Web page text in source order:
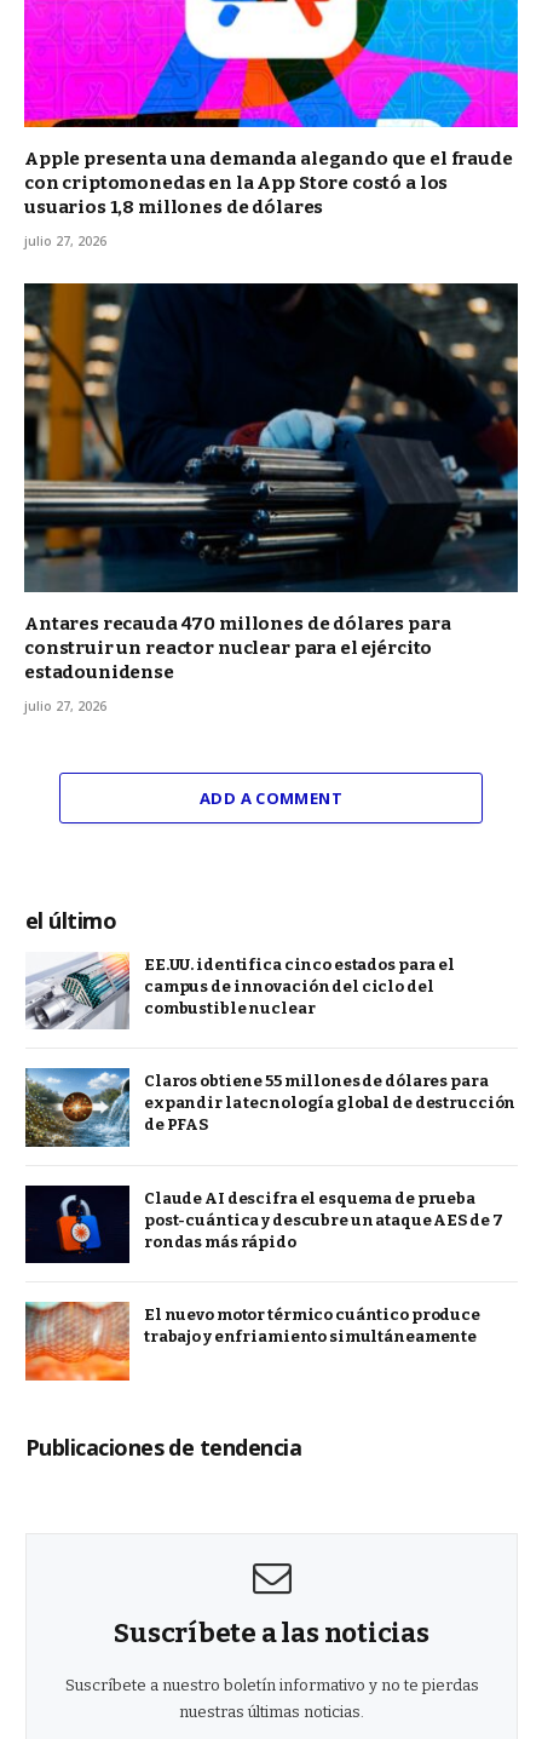
Apple presenta una demanda alegando que el fraude
con criptomonedas en la App Store costó a los
usuarios 1,8 millones de dólares
julio 27, 2026
Antares recauda 470 millones de dólares para
construir un reactor nuclear para el ejército
estadounidense
julio 27, 2026
ADD A COMMENT
el último
EE.UU. identifica cinco estados para el
campus de innovación del ciclo del
combustible nuclear
Claros obtiene 55 millones de dólares para
expandir la tecnología global de destrucción
de PFAS
Claude AI descifra el esquema de prueba
post-cuántica y descubre un ataque AES de 7
rondas más rápido
El nuevo motor térmico cuántico produce
trabajo y enfriamiento simultáneamente
Publicaciones de tendencia
Suscríbete a las noticias
Suscríbete a nuestro boletín informativo y no te pierdas
nuestras últimas noticias.